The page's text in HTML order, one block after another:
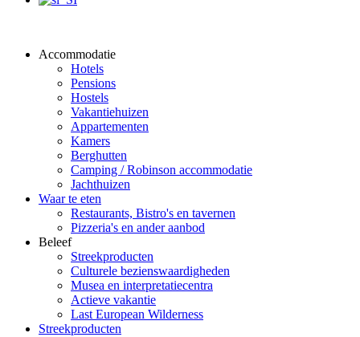
Accommodatie
Hotels
Pensions
Hostels
Vakantiehuizen
Appartementen
Kamers
Berghutten
Camping / Robinson accommodatie
Jachthuizen
Waar te eten
Restaurants, Bistro's en tavernen
Pizzeria's en ander aanbod
Beleef
Streekproducten
Culturele bezienswaardigheden
Musea en interpretatiecentra
Actieve vakantie
Last European Wilderness
Streekproducten